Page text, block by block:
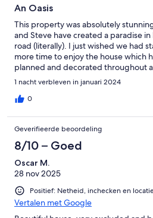
An Oasis
This property was absolutely
and Steve have created a paradise
road (literally). I just wished we had
more time to enjoy the house which
planned and decorated throughout
It was a great end to our trip up the
Island and one day I plan to bring my
1 nacht verbleven in januari 2024
0
Geverifieerde beoordeling
8/10 – Goed
Oscar M.
28 nov 2025
Positief: Netheid, inchecken en
Vertalen met Google